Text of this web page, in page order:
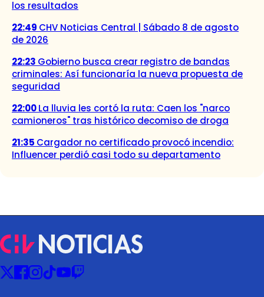
los resultados
22:49 CHV Noticias Central | Sábado 8 de agosto
de 2026
22:23 Gobierno busca crear registro de bandas
criminales: Así funcionaría la nueva propuesta de
seguridad
22:00La lluvia les cortó la ruta: Caen los "narco
camioneros" tras histórico decomiso de droga
21:35 Cargador no certificado provocó incendio:
Influencer perdió casi todo su departamento